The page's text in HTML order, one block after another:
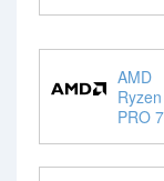
AMD
PRO